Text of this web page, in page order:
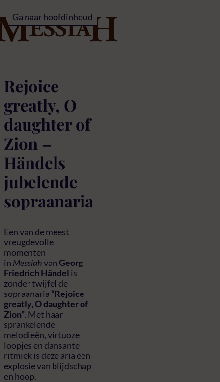
Ga naar hoofdinhoud Home
Rejoice greatly, O
Rejoice
greatly, O
daughter of
Zion –
Händels
jubelende
sopraanaria
Een van de meest
vreugdevolle
momenten
in MessiahvanGeorg
Friedrich Händel is
zonder twijfel de
sopraanaria “Rejoice
greatly, O daughter of
Zion”. Met haar
sprankelende
melodieën, virtuoze
loopjes en dansante
ritmiek is deze aria een
explosie van blijdschap
en hoop.